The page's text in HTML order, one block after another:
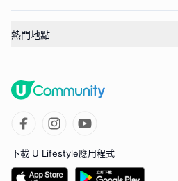
熱門地點
下載 U Lifestyle應用程式